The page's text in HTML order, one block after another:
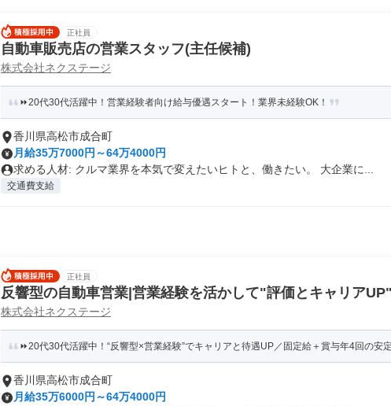
正社員
自動車販売店の営業スタッフ(主任候補)
株式会社ネクステージ
⏩️20代30代活躍中！営業経験者向け給与優遇スタート！業界未経験OK！
香川県高松市成合町
月給35万7000円～64万4000円
求める人材: クルマ業界を本気で変えたいヒトと、働きたい。 大企業に...
交通費支給
正社員
反響型の自動車営業|営業経験を活かして"評価とキャリア
株式会社ネクステージ
⏩️20代30代活躍中！“反響型×営業経験”でキャリアと待遇UP／固定給＋賞与年4回の安
香川県高松市成合町
月給35万6000円～64万4000円